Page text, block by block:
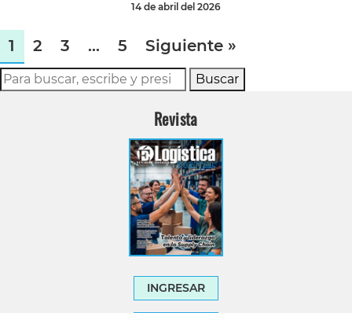
14 de abril del 2026
1 2 3 … 5 Siguiente »
Buscar
Revista
INGRESAR